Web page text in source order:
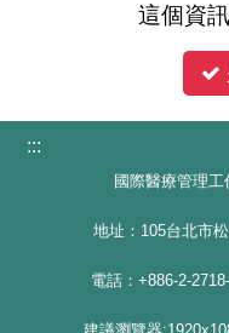
這個資
:::
國際醫療管理
地址：105台北市
電話：+886-2-